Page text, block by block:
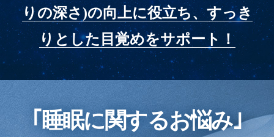
りの深さ)の向上に役立ち、すっき
りとした目覚めをサポート！
｢睡眠に関するお悩み｣